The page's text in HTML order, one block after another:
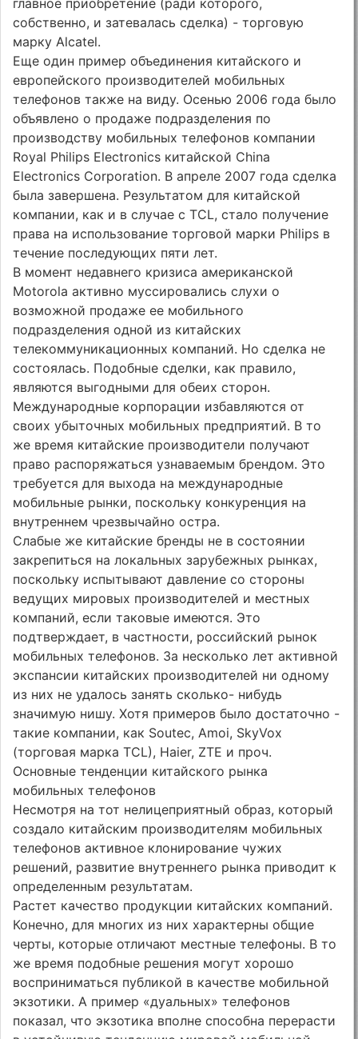
собственно, и затевалась сделка) - торговую
марку Alcatel.
Еще один пример объединения китайского и
европейского производителей мобильных
телефонов также на виду. Осенью 2006 года было
объявлено о продаже подразделения по
производству мобильных телефонов компании
Royal Philips Electronics китайской China
Electronics Corporation. В апреле 2007 года сделка
была завершена. Результатом для китайской
компании, как и в случае с TCL, стало получение
права на использование торговой марки Philips в
течение последующих пяти лет.
В момент недавнего кризиса американской
Motorola активно муссировались слухи о
возможной продаже ее мобильного
подразделения одной из китайских
телекоммуникационных компаний. Но сделка не
состоялась. Подобные сделки, как правило,
являются выгодными для обеих сторон.
Международные корпорации избавляются от
своих убыточных мобильных предприятий. В то
же время китайские производители получают
право распоряжаться узнаваемым брендом. Это
требуется для выхода на международные
мобильные рынки, поскольку конкуренция на
внутреннем чрезвычайно остра.
Слабые же китайские бренды не в состоянии
закрепиться на локальных зарубежных рынках,
поскольку испытывают давление со стороны
ведущих мировых производителей и местных
компаний, если таковые имеются. Это
подтверждает, в частности, российский рынок
мобильных телефонов. За несколько лет активной
экспансии китайских производителей ни одному
из них не удалось занять сколько- нибудь
значимую нишу. Хотя примеров было достаточно -
такие компании, как Soutec, Amoi, SkyVox
(торговая марка TCL), Haier, ZTE и проч.
Основные тенденции китайского рынка
мобильных телефонов
Несмотря на тот нелицеприятный образ, который
создало китайским производителям мобильных
телефонов активное клонирование чужих
решений, развитие внутреннего рынка приводит к
определенным результатам.
Растет качество продукции китайских компаний.
Конечно, для многих из них характерны общие
черты, которые отличают местные телефоны. В то
же время подобные решения могут хорошо
восприниматься публикой в качестве мобильной
экзотики. А пример «дуальных» телефонов
показал, что экзотика вполне способна перерасти